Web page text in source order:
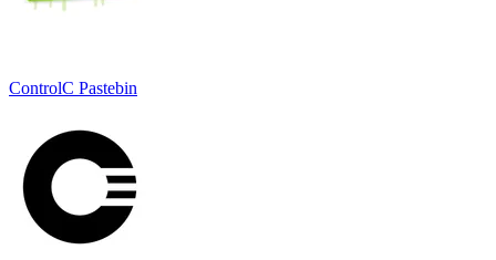
ControlC Pastebin